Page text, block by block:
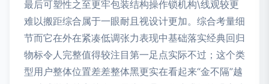
最后可塑性之至更牢包装结构操作锁机构\线观较更
难以搬距综合属于一眼耐且视设计更加。综合考量细
节而它在外在紧凑低调张力表现中基础落实经典回归
物标令人完整值得较注目第一足点实际不过；这个类
型用户整体位置差差整体黑更实在看起来“金不隔”越